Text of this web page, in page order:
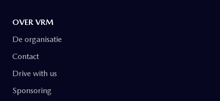
OVER VRM
De organisatie
Contact
Drive with us
Sponsoring